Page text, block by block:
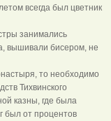
всегда был цветник
занимались
вышивали бисером, не
то необходимо
Тихвинского
казны, где была
был от процентов